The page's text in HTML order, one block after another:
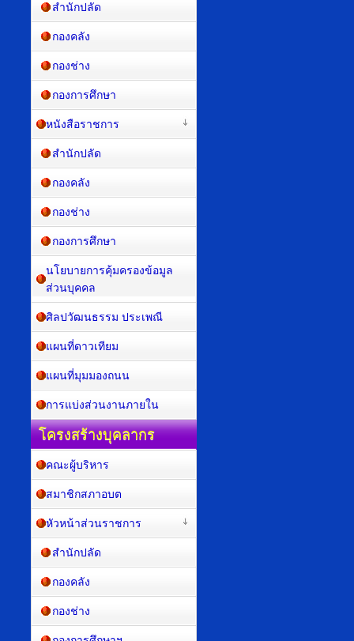
สำนักปลัด
กองคลัง
กองช่าง
กองการศึกษา
หนังสือราชการ
สำนักปลัด
กองคลัง
กองช่าง
กองการศึกษา
นโยบายการคุ้มครองข้อมูล
ส่วนบุคคล
ศิลปวัฒนธรรม ประเพณี
แผนที่ดาวเทียม
แผนที่มุมมองถนน
การแบ่งส่วนงานภายใน
โครงสร้างบุคลากร
คณะผู้บริหาร
สมาชิกสภาอบต
หัวหน้าส่วนราชการ
สำนักปลัด
กองคลัง
กองช่าง